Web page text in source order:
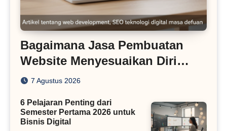
Bagaimana Jasa Pembuatan
Website Menyesuaikan Diri
dengan Algoritma SEO Masa
7 Agustus 2026
6 Pelajaran Penting dari
Semester Pertama 2026 untuk
Bisnis Digital